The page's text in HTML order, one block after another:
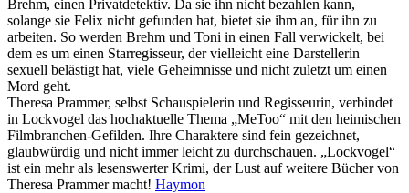
Brehm, einen Privatdetektiv. Da sie ihn nicht bezahlen kann,
solange sie Felix nicht gefunden hat, bietet sie ihm an, für ihn zu
arbeiten. So werden Brehm und Toni in einen Fall verwickelt, bei
dem es um einen Starregisseur, der vielleicht eine Darstellerin
sexuell belästigt hat, viele Geheimnisse und nicht zuletzt um einen
Mord geht.
Theresa Prammer, selbst Schauspielerin und Regisseurin, verbindet
in Lockvogel das hochaktuelle Thema „MeToo“ mit den heimischen
Filmbranchen-Gefilden. Ihre Charaktere sind fein gezeichnet,
glaubwürdig und nicht immer leicht zu durchschauen. „Lockvogel“
ist ein mehr als lesenswerter Krimi, der Lust auf weitere Bücher von
Theresa Prammer macht! Haymon